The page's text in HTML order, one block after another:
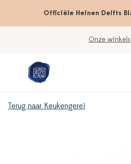
Officiële Heinen Delfts
Onze winkels
Terug naar Keukengerei